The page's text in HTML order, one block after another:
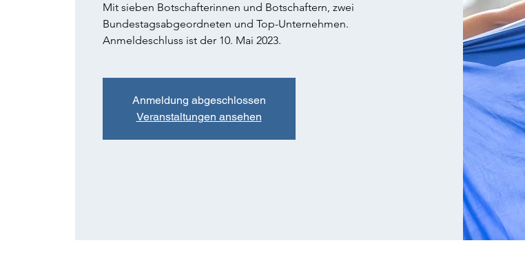
Mit sieben Botschafterinnen und Botschaftern, zwei
Bundestagsabgeordneten und Top-Unternehmen.
Anmeldeschluss ist der 10. Mai 2023.
Anmeldung abgeschlossen
Veranstaltungen ansehen